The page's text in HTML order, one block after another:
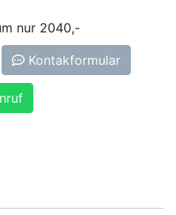
nur 2040,-
Kontakformular